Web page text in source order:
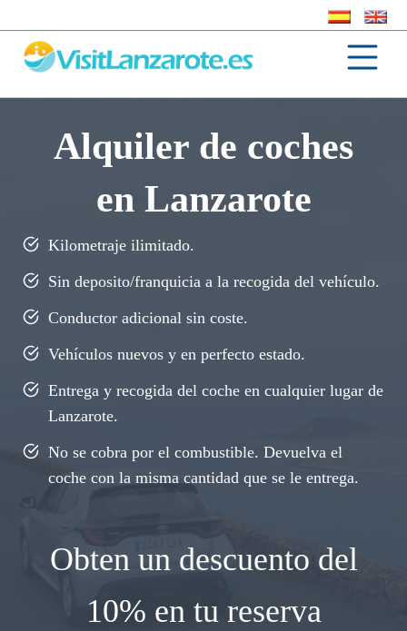
Alquiler de coches
en Lanzarote
Kilometraje ilimitado.
Sin deposito/franquicia a la recogida del vehículo.
Conductor adicional sin coste.
Vehículos nuevos y en perfecto estado.
Entrega y recogida del coche en cualquier lugar de
Lanzarote.
No se cobra por el combustible. Devuelva el
coche con la misma cantidad que se le entrega.
Obten un descuento del
10% en tu reserva